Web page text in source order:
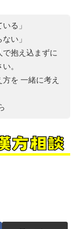
る」
い」
抱え込まずに
。
を 一緒に考え